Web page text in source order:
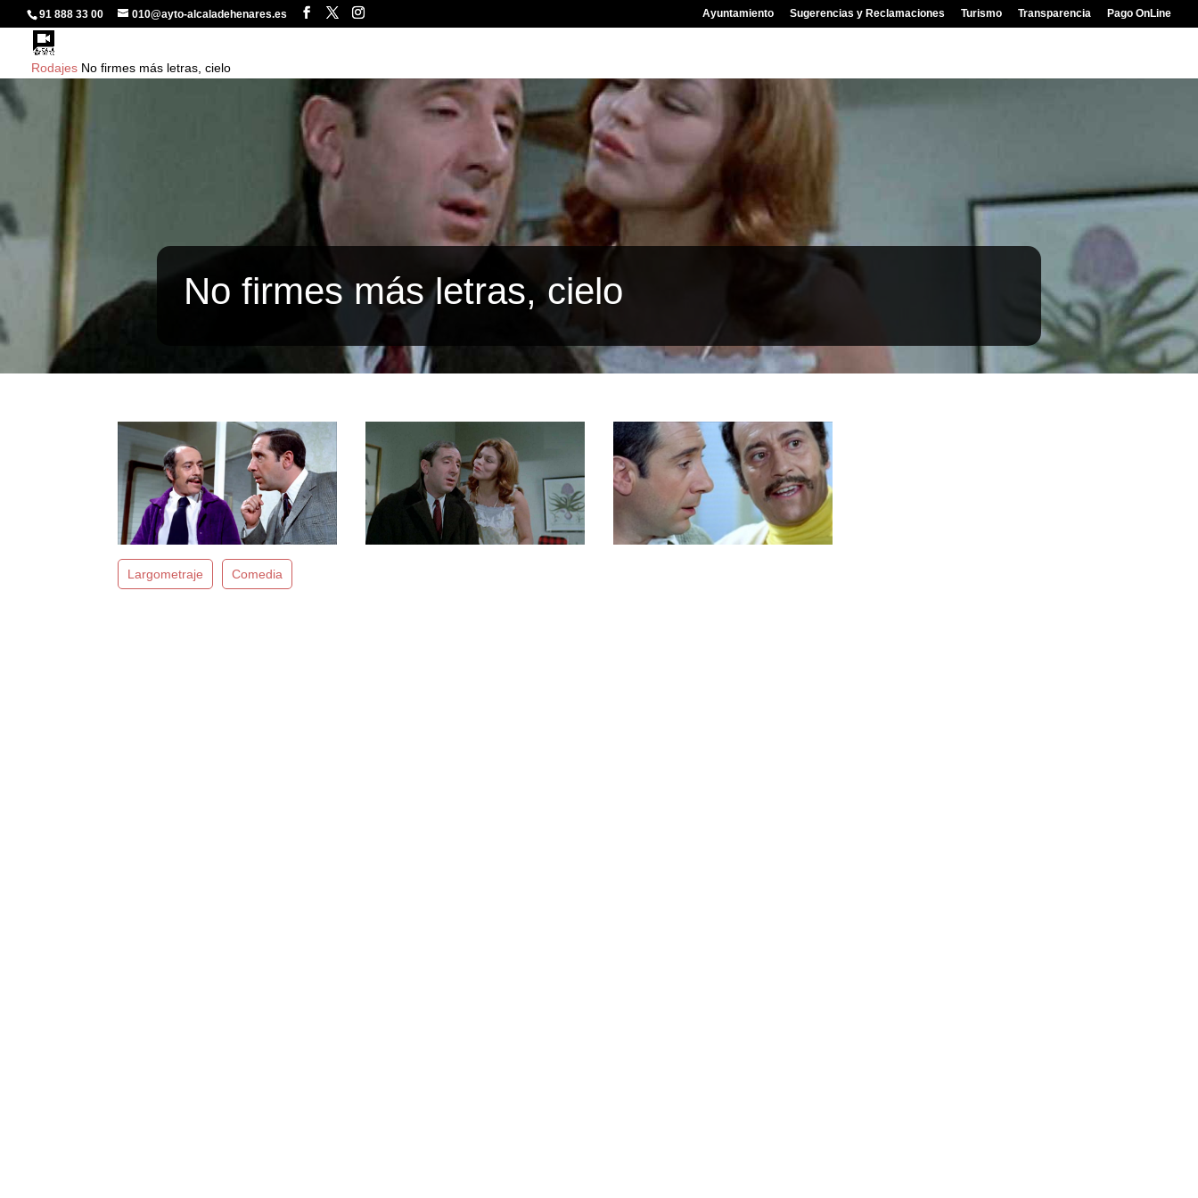
91 888 33 00 010@ayto-alcaladehenares.es Ayuntamiento Sugerencias y Reclamaciones Turismo Transparencia Pago OnLine
Rodajes No firmes más letras, cielo
No firmes más letras, cielo
Largometraje Comedia